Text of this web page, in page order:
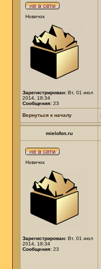
Новичок
Зарегистрирован: Вт, 01 июл
2014, 18:34
Сообщения: 23
Вернуться к началу
mielofon.ru
Новичок
Зарегистрирован: Вт, 01 июл
2014, 18:34
Сообщения: 23